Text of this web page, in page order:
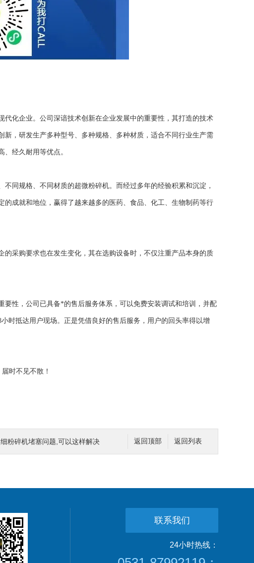
化企业。公司深谙技术创新在企业发展中的重要性，其打造的技术
，研发生产多种型号、多种规格、多种材质，适合不同行业生产需
经久耐用等优点。
规格、不同材质的超微粉碎机。而经过多年的经验积累和沉淀，
成就和地位，赢得了越来越多的医药、食品、化工、生物制药等行
采购要求也在发生变化，其在选购设备时，不仅注重产品本身的质
性，公司已具备*的售后服务体系，可以免费安装调试和培训，并配
时抵达用户现场。正是凭借良好的售后服务，用户的回头率得以增
时不见不散！
返回列表
返回顶部
粉碎机堵塞问题,可以这样解决
联系我们
24小时热线：